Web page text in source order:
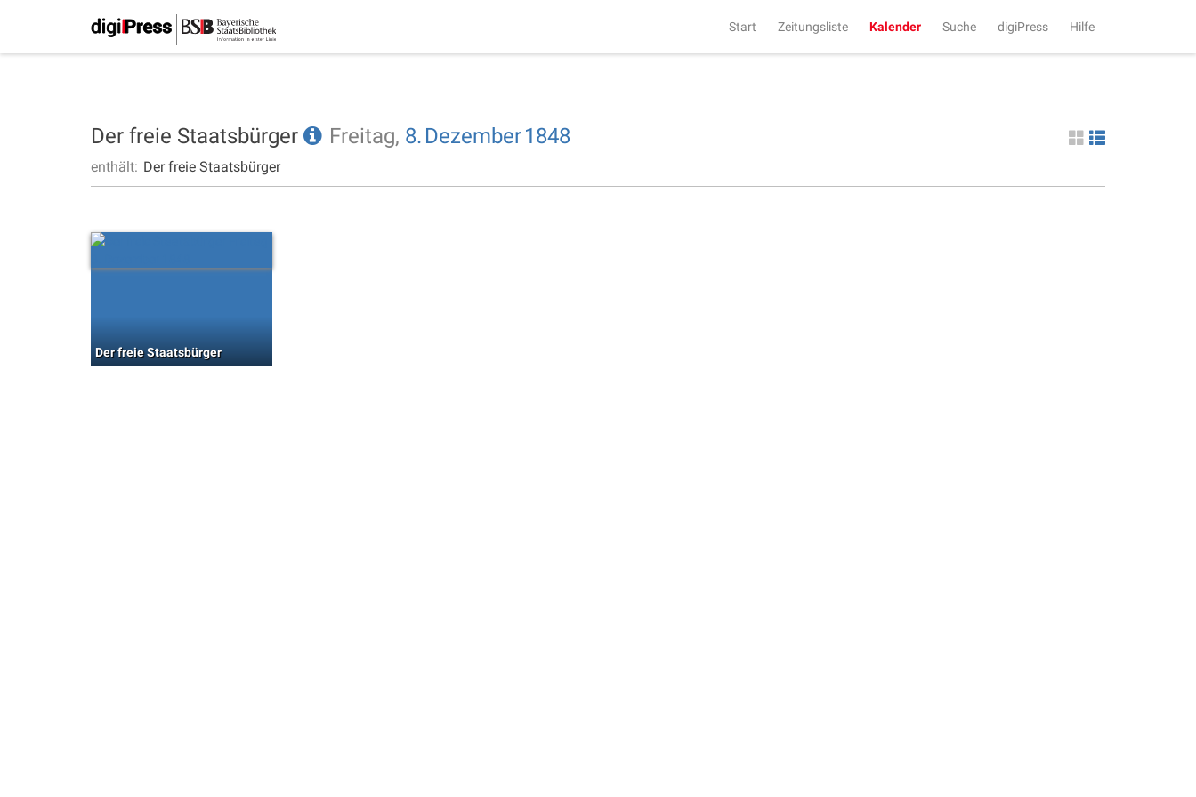
Start Zeitungsliste Kalender Suche digiPress Hilfe
Der freie Staatsbürger Freitag, 8. Dezember1848
enthält: Der freie Staatsbürger
Der freie Staatsbürger